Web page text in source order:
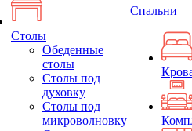
Столы
Обеденные
столы
Столы под
духовку
Столы под
микроволновку
Спальни